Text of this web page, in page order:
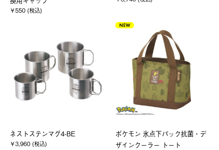
￥550 (税込)
ネストステンマグ4-BE
￥3,960 (税込)
NEW
ポケモン 氷点下パック抗菌・デ
ザインクーラー トート